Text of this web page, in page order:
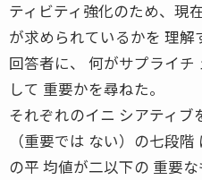
ティビティ強化のため、現
が求められているかを 理解
回答者に、 何がサプライチ
して 重要かを尋ねた。
それぞれのイニ シアティ
（重要では ない）の七段
の平 均値が二以下の 重要な